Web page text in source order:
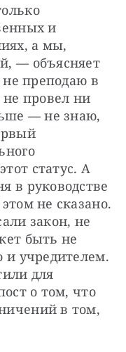
и
а мы,
— объясняет
преподаю в
не провел ни
— не знаю,
статус. А
в руководстве
не сказано.
закон, не
быть не
и учредителем.
для
о том, что
в том,